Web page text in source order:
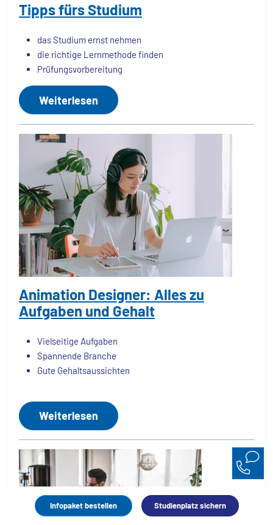
Infopaket bestellen Studienplatz sichern
Tipps fürs Studium
das Studium ernst nehmen
die richtige Lernmethode finden
Prüfungsvorbereitung
Weiterlesen
Animation Designer: Alles zu
Aufgaben und Gehalt
Vielseitige Aufgaben
Spannende Branche
Gute Gehaltsaussichten
Weiterlesen